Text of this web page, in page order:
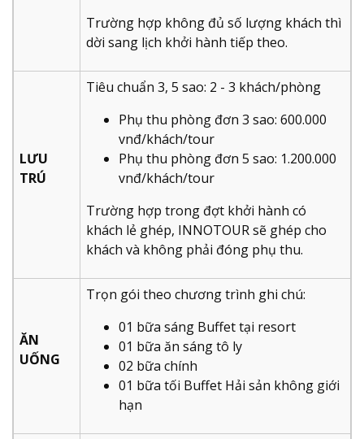
Trường hợp không đủ số lượng khách thì
dời sang lịch khởi hành tiếp theo.
LƯU
TRÚ
Tiêu chuẩn 3, 5 sao: 2 - 3 khách/phòng
Phụ thu phòng đơn 3 sao: 600.000
vnđ/khách/tour
Phụ thu phòng đơn 5 sao: 1.200.000
vnđ/khách/tour
Trường hợp trong đợt khởi hành có
khách lẻ ghép, INNOTOUR sẽ ghép cho
khách và không phải đóng phụ thu.
ĂN
UỐNG
Trọn gói theo chương trình ghi chú:
01 bữa sáng Buffet tại resort
01 bữa ăn sáng tô ly
02 bữa chính
01 bữa tối Buffet Hải sản không giới
hạn